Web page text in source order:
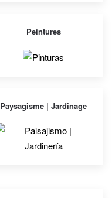
Peintures
Paysagisme | Jardinage